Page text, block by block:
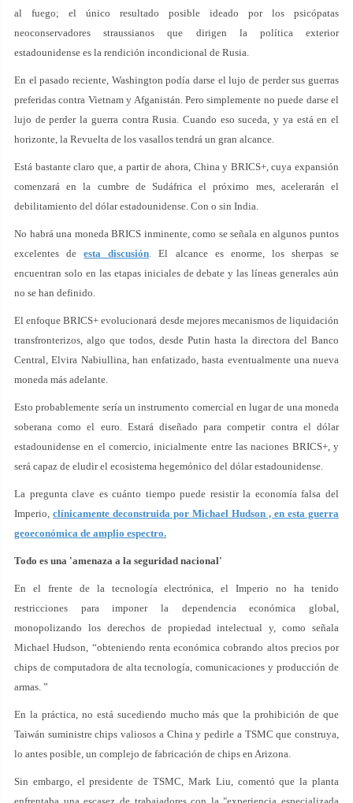
al fuego; el único resultado posible ideado por los psicópatas
neoconservadores straussianos que dirigen la política exterior
estadounidense es la rendición incondicional de Rusia.
En el pasado reciente, Washington podía darse el lujo de perder sus guerras
preferidas contra Vietnam y Afganistán. Pero simplemente no puede darse el
lujo de perder la guerra contra Rusia. Cuando eso suceda, y ya está en el
horizonte, la Revuelta de los vasallos tendrá un gran alcance.
Está bastante claro que, a partir de ahora, China y BRICS+, cuya expansión
comenzará en la cumbre de Sudáfrica el próximo mes, acelerarán el
debilitamiento del dólar estadounidense. Con o sin India.
No habrá una moneda BRICS inminente, como se señala en algunos puntos
excelentes deesta discusión.El alcance es enorme, los sherpas se
encuentran solo en las etapas iniciales de debate y las líneas generales aún
no se han definido.
El enfoque BRICS+ evolucionará desde mejores mecanismos de liquidación
transfronterizos, algo que todos, desde Putin hasta la directora del Banco
Central, Elvira Nabiullina, han enfatizado, hasta eventualmente una nueva
moneda más adelante.
Esto probablemente sería un instrumento comercial en lugar de una moneda
soberana como el euro. Estará diseñado para competir contra el dólar
estadounidense en el comercio, inicialmente entre las naciones BRICS+, y
será capaz de eludir el ecosistema hegemónico del dólar estadounidense.
La pregunta clave es cuánto tiempo puede resistir la economía falsa del
Imperio, clínicamente deconstruida por Michael Hudson , en esta guerra
geoeconómica de amplio espectro.
Todo es una 'amenaza a la seguridad nacional'
En el frente de la tecnología electrónica, el Imperio no ha tenido
restricciones para imponer la dependencia económica global,
monopolizando los derechos de propiedad intelectual y, como señala
Michael Hudson, “obteniendo renta económica cobrando altos precios por
chips de computadora de alta tecnología, comunicaciones y producción de
armas. ”
En la práctica, no está sucediendo mucho más que la prohibición de que
Taiwán suministre chips valiosos a China y pedirle a TSMC que construya,
lo antes posible, un complejo de fabricación de chips en Arizona.
Sin embargo, el presidente de TSMC, Mark Liu, comentó que la planta